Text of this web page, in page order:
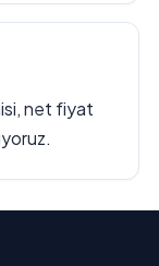
net fiyat